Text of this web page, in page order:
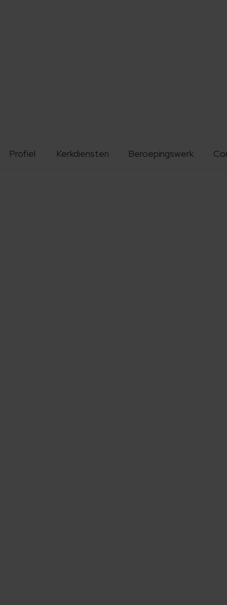
Profiel Kerkdiensten Beroepingswerk